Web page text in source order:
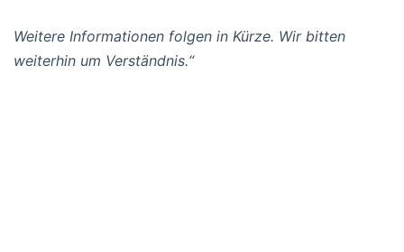
Weitere Informationen folgen in Kürze. Wir bitten
weiterhin um Verständnis.“